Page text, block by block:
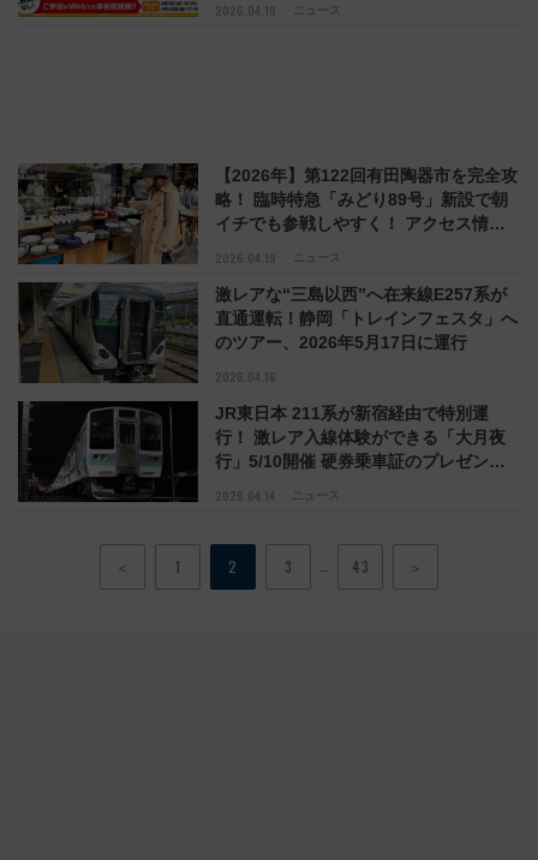
2026.04.19 ニュース
2026.04.19 ニュース
【2026年】第122回有田陶器市を完全攻
略！ 臨時特急「みどり89号」新設で朝
イチでも参戦しやすく！ アクセス情報
2026.04.16
激レアな“三島以西”へ在来線E257系が
直通運転！静岡「トレインフェスタ」へ
のツアー、2026年5月17日に運行
2026.04.14 ニュース
JR東日本 211系が新宿経由で特別運
行！ 激レア入線体験ができる「大月夜
行」5/10開催 硬券乗車証のプレゼント
＜ 1 2 3 43 ＞